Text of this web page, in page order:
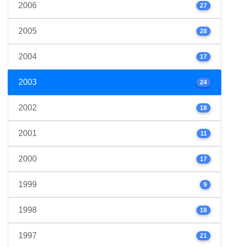
2006 27
2005 28
2004 17
2003 24
2002 18
2001 11
2000 17
1999 9
1998 18
1997 21